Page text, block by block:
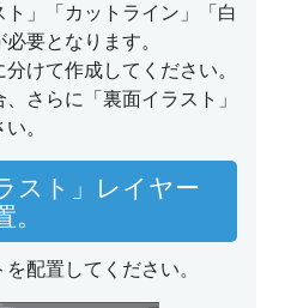
」「カットライン」「白
要となります。
けて作成してください。
さらに「裏面イラスト」
。
スト」レイヤー
配置してください。